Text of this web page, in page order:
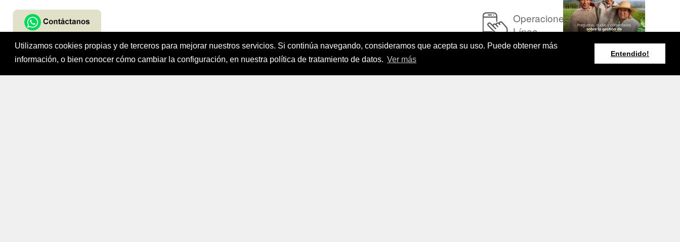
Utilizamos cookies propias y de terceros para mejorar nuestros servicios. Si continúa navegando, consideramos que acepta su uso. Puede obtener más
información, o bien conocer cómo cambiar la configuración, en nuestra política de tratamiento de datos. Ver más
Entendido!
Operaciones en
Línea
Fondo para el Financiamiento del Sector AgropecuarioFINAGRO.